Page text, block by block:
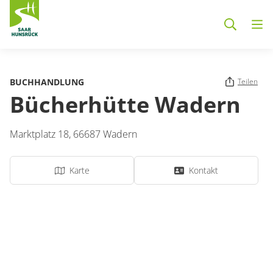
BUCHHANDLUNG Teilen
Bücherhütte Wadern
Marktplatz 18, 66687Wadern
Karte Kontakt